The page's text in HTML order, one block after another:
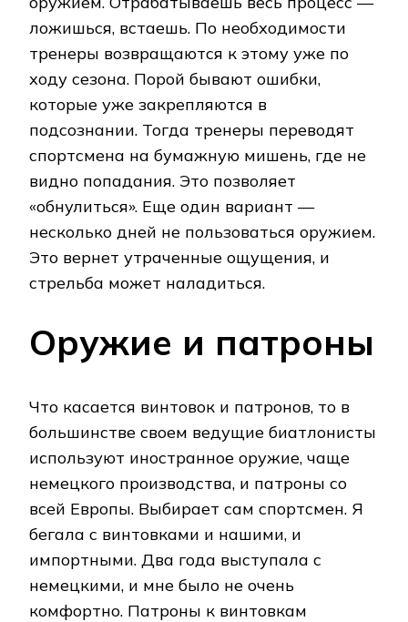
ложишься, встаешь. По необходимости
тренеры возвращаются к этому уже по
ходу сезона. Порой бывают ошибки,
которые уже закрепляются в
подсознании. Тогда тренеры переводят
спортсмена на бумажную мишень, где не
видно попадания. Это позволяет
«обнулиться». Еще один вариант —
несколько дней не пользоваться оружием.
Это вернет утраченные ощущения, и
стрельба может наладиться.
Оружие и патроны
Что касается винтовок и патронов, то в
большинстве своем ведущие биатлонисты
используют иностранное оружие, чаще
немецкого производства, и патроны со
всей Европы. Выбирает сам спортсмен. Я
бегала с винтовками и нашими, и
импортными. Два года выступала с
немецкими, и мне было не очень
комфортно. Патроны к винтовкам